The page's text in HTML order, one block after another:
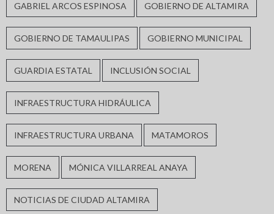
GABRIEL ARCOS ESPINOSA GOBIERNO DE ALTAMIRA
GOBIERNO DE TAMAULIPAS GOBIERNO MUNICIPAL
GUARDIA ESTATAL INCLUSIÓN SOCIAL
INFRAESTRUCTURA HIDRÁULICA
INFRAESTRUCTURA URBANA MATAMOROS
MORENA MÓNICA VILLARREAL ANAYA
NOTICIAS DE CIUDAD ALTAMIRA